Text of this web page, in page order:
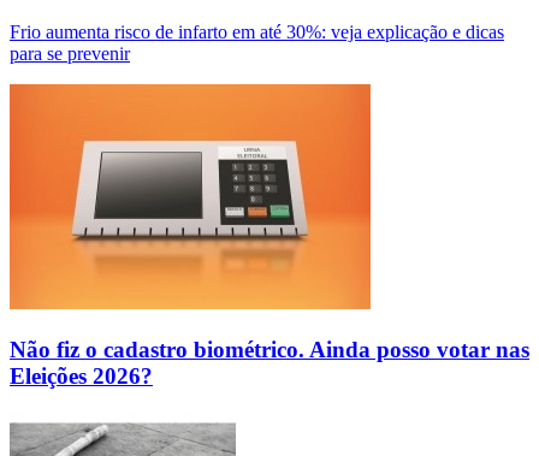
Frio aumenta risco de infarto em até 30%: veja explicação e dicas
para se prevenir
Não fiz o cadastro biométrico. Ainda posso votar nas
Eleições 2026?